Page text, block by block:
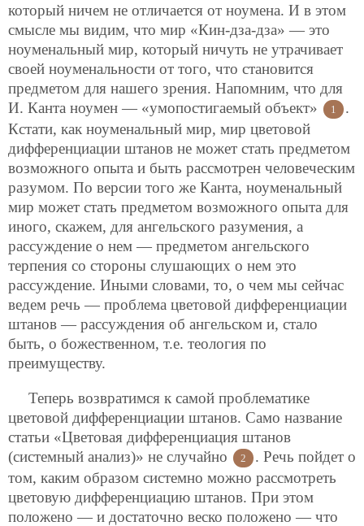
который ничем не отличается от ноумена. И в этом
смысле мы видим, что мир «Кин-дза-дза» — это
ноуменальный мир, который ничуть не утрачивает
своей ноуменальности от того, что становится
предметом для нашего зрения. Напомним, что для
И. Канта ноумен — «умопостигаемый объект»
1
.
Кстати, как ноуменальный мир, мир цветовой
дифференциации штанов не может стать предметом
возможного опыта и быть рассмотрен человеческим
разумом. По версии того же Канта, ноуменальный
мир может стать предметом возможного опыта для
иного, скажем, для ангельского разумения, а
рассуждение о нем — предметом ангельского
терпения со стороны слушающих о нем это
рассуждение. Иными словами, то, о чем мы сейчас
ведем речь — проблема цветовой дифференциации
штанов — рассуждения об ангельском и, стало
быть, о божественном, т.е. теология по
преимуществу.
Теперь возвратимся к самой проблематике
цветовой дифференциации штанов. Само название
статьи «Цветовая дифференциация штанов
(системный анализ)» не случайно
2
. Речь пойдет о
том, каким образом системно можно рассмотреть
цветовую дифференциацию штанов. При этом
положено — и достаточно веско положено — что